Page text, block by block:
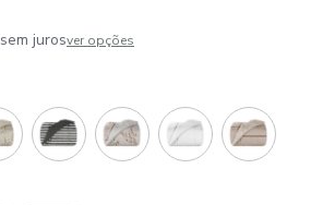
sem jurosver opções